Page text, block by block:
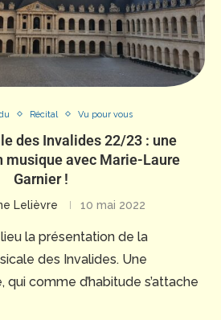
Récital Vu pour vous
des Invalides 22/23 : une
musique avec Marie-Laure
Garnier !
Lelièvre 10 mai 2022
la présentation de la
des Invalides. Une
comme d’habitude s’attache